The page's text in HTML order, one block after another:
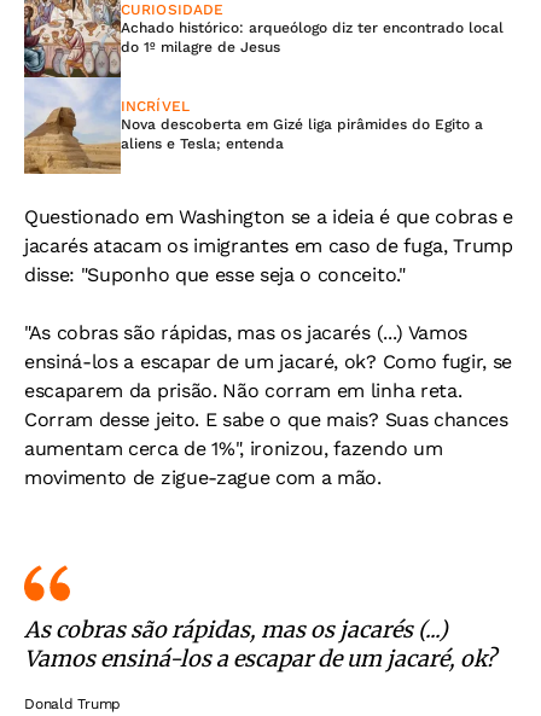
CURIOSIDADE
Achado histórico: arqueólogo diz ter encontrado local
do 1º milagre de Jesus
INCRÍVEL
Nova descoberta em Gizé liga pirâmides do Egito a
aliens e Tesla; entenda
Questionado em Washington se a ideia é que cobras e
jacarés atacam os imigrantes em caso de fuga, Trump
disse: "Suponho que esse seja o conceito."
"As cobras são rápidas, mas os jacarés (...) Vamos
ensiná-los a escapar de um jacaré, ok? Como fugir, se
escaparem da prisão. Não corram em linha reta.
Corram desse jeito. E sabe o que mais? Suas chances
aumentam cerca de 1%", ironizou, fazendo um
movimento de zigue-zague com a mão.
As cobras são rápidas, mas os jacarés (...)
Vamos ensiná-los a escapar de um jacaré, ok?
Donald Trump